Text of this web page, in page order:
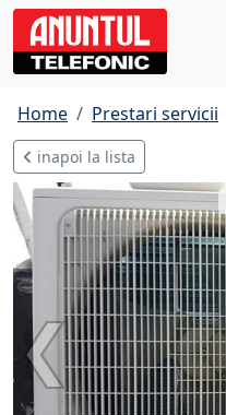
Home Prestari servicii
inapoi la lista